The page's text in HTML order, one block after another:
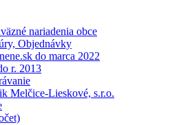
nariadenia obce
Objednávky
do marca 2022
r. 2013
Melčice-Lieskové, s.r.o.